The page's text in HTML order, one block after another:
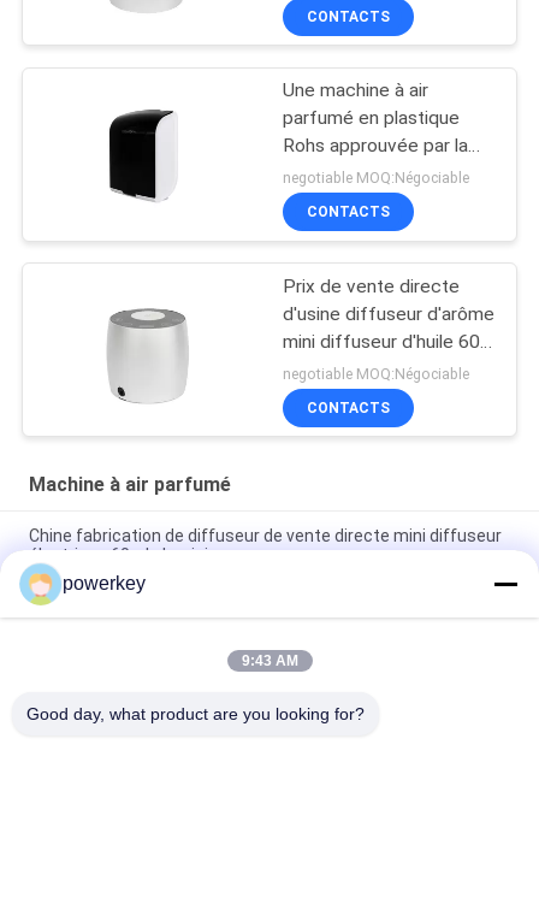
CONTACTS
Une machine à air
parfumé en plastique
Rohs approuvée par la
Fcc
negotiable MOQ:Négociable
CONTACTS
Prix de vente directe
d'usine diffuseur d'arôme
mini diffuseur d'huile 60
ml aluminium
negotiable MOQ:Négociable
CONTACTS
Machine à air parfumé
Chine fabrication de diffuseur de vente directe mini diffuseur
électrique 60ml aluminium
Prix de vente directe d'usine de l'huile essentielle d'arôme mini
diffuseur 60 ml d'aluminium
Diffuseur d' huile essentielle de qualité supérieure de 100 ml
powerkey
9:43 AM
Good day, what product are you looking for?